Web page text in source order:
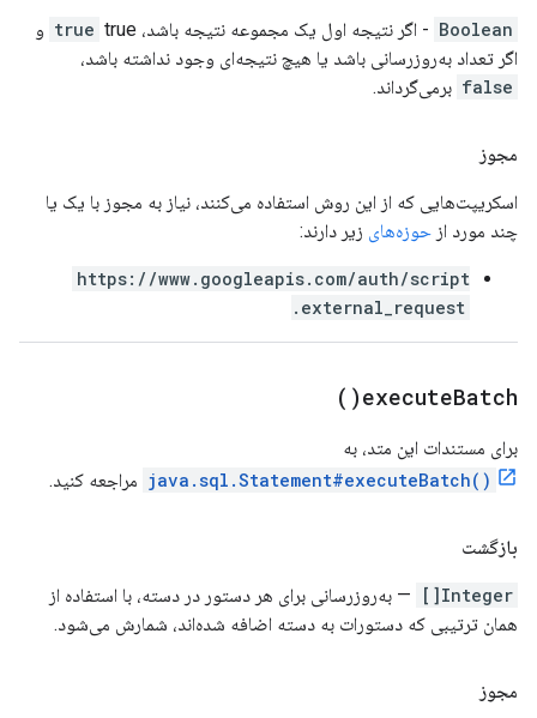
Boolean - اگر نتیجه اول یک مجموعه نتیجه باشد، true true و
اگر تعداد به‌روزرسانی باشد یا هیچ نتیجه‌ای وجود نداشته باشد،
false برمی‌گرداند.
مجوز
اسکریپت‌هایی که از این روش استفاده می‌کنند، نیاز به مجوز با یک یا
چند مورد از حوزه‌های زیر دارند:
https://www.googleapis.com/auth/script
.external_request
executeBatch(
)
برای مستندات این متد، به
java.sql.Statement#executeBatch() مراجعه کنید.
بازگشت
Integer[]
— به‌روزرسانی برای هر دستور در دسته، با استفاده از
همان ترتیبی که دستورات به دسته اضافه شده‌اند، شمارش می‌شود.
مجوز